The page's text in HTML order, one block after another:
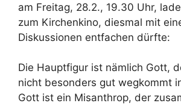
am Freitag, 28.2., 19.30 Uhr,
zum Kirchenkino, diesmal mit
Diskussionen entfachen dürfte:
Die Hauptfigur ist nämlich Gott,
nicht besonders gut wegkommt
Gott ist ein Misanthrop, der